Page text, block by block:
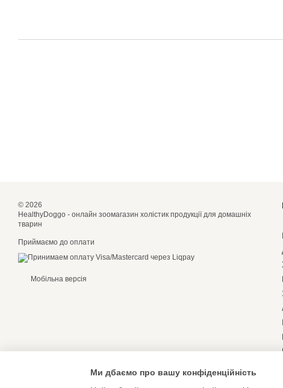
© 2026
HealthyDoggo - онлайн зоомагазин холістик продукції для домашніх
тварин
Приймаємо до оплати
Мобільна версія
Ми дбаємо про вашу конфіденційність